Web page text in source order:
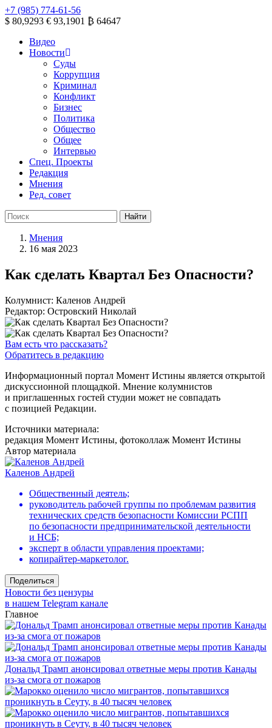
+7 (985) 774-61-56
$ 80,9293 € 93,1901 ₿ 64647
Видео
Новости
Суды
Коррупция
Криминал
Конфликт
Бизнес
Политика
Общество
Общее
Интервью
Спец. Проекты
Редакция
Мнения
Ред. совет
Мнения
16 мая 2023
Как сделать Квартал Без Опасности?
Колумнист: Каленов Андрей
Редактор: Островский Николай
Вам есть что рассказать?
Обратитесь в редакцию
Информационный портал Момент Истины является открытой
дискуссионной площадкой. Мнение колумнистов
и приглашенных гостей студии может не совпадать
с позицией Редакции.
Источники материала:
редакция Момент Истины, фотоколлаж Момент Истины
Автор материала
Каленов Андрей
Общественный деятель;
руководитель рабочей группы по проблемам развития
технических средств безопасности Комиссии РСПП
по безопасности предпринимательской деятельности
и НСБ;
эксперт в области управления проектами;
копирайтер-маркетолог.
Поделиться
Новости без цензуры
в нашем Telegram канале
Главное
Дональд Трамп анонсировал ответные меры против Канады
из-за смога от пожаров